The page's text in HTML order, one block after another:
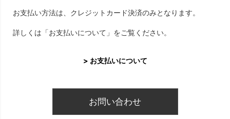
お支払い方法は、クレジットカード決済のみとなります。
詳しくは「お支払いについて」をご覧ください。
> お支払いについて
お問い合わせ